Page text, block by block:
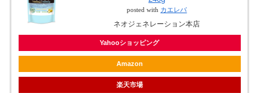
posted with カエレバ
ネオジェネレーション本店
Yahooショッピング
Amazon
楽天市場